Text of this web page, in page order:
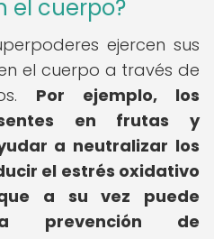
el cuerpo?
ejercen sus
el cuerpo a través de
Por ejemplo, los
en frutas y
a neutralizar los
el estrés oxidativo
a su vez puede
prevención de